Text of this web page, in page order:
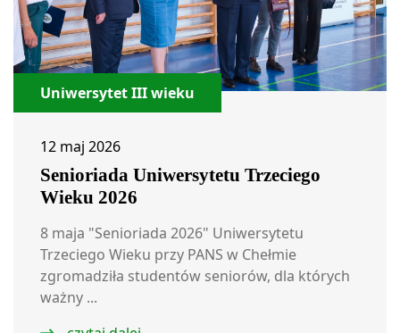
Uniwersytet III wieku
12 maj 2026
Senioriada Uniwersytetu Trzeciego
Wieku 2026
8 maja "Senioriada 2026" Uniwersytetu
Trzeciego Wieku przy PANS w Chełmie
zgromadziła studentów seniorów, dla których
ważny ...